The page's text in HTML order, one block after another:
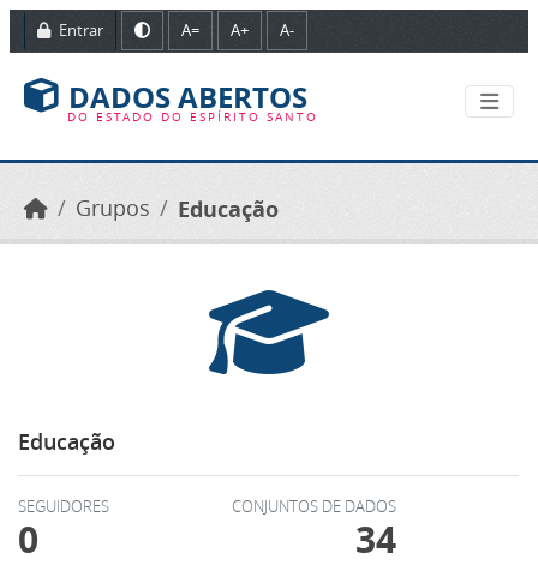
Ir para o conteúdo principal
Entrar A= A+ A-
DADOS ABERTOS
DO ESTADO DO ESPÍRITO SANTO
Grupos Educação
Educação
SEGUIDORES
0
CONJUNTOS DE DADOS
34